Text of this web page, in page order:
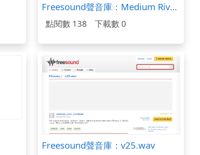
Freesound聲音庫：Medium River 2
點閱數 138 下載數 0
Freesound聲音庫：v25.wav